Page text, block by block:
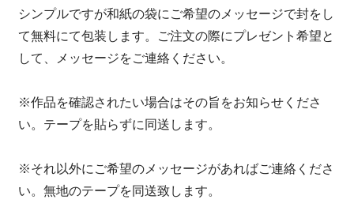
シンプルですが和紙の袋にご希望のメッセージで封をし
て無料にて包装します。ご注文の際にプレゼント希望と
して、メッセージをご連絡ください。
※作品を確認されたい場合はその旨をお知らせくださ
い。テープを貼らずに同送します。
※それ以外にご希望のメッセージがあればご連絡くださ
い。無地のテープを同送致します。